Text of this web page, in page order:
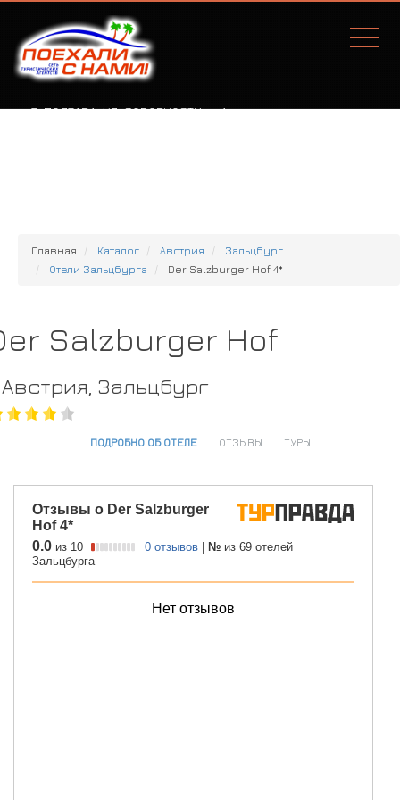
Г. ПОЛТАВА, УЛ. СОБОРНОСТИ, 77А
Главная Каталог Австрия
Зальцбург
Отели Зальцбурга
Der Salzburger Hof 4*
Salzburger Hof
Австрия, Зальцбург
ПОДРОБНО ОБ ОТЕЛЕ ОТЗЫВЫ ТУРЫ